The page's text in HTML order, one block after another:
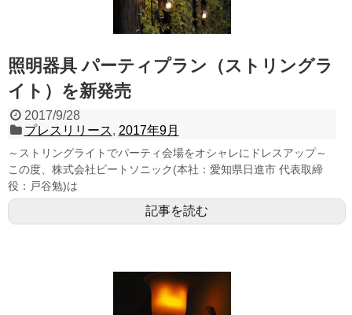
照明器具 パーティプラン（ストリングラ
イト）を新発売
2017/9/28
プレスリリース, 2017年9月
～ストリングライトでパーティ会場をオシャレにドレスアップ～
この度、株式会社ビートソニック(本社：愛知県日進市 代表取締
役：戸谷勉)は
記事を読む